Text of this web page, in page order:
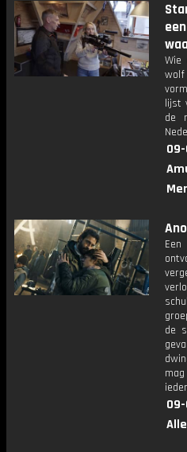
Wie
wolf
lijst
de
de
09-